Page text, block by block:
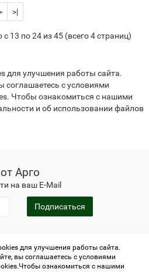
>|
с 13 по 24 из 45 (всего 4 страниц)
для улучшения работы сайта.
соглашаетесь с условиями
Чтобы ознакомиться с нашими
и об использовании файлов
Арго
на ваш E-Mail
Подписаться
офертой
Политика
является публичной офертой
для улучшения работы сайта.
вы соглашаетесь с условиями
ознакомиться с нашими